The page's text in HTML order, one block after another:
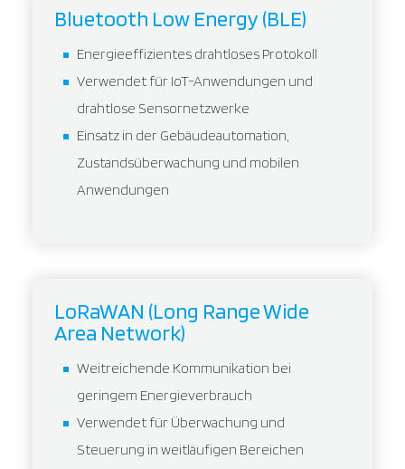
Bluetooth Low Energy (BLE)
Energieeffizientes drahtloses Protokoll
Verwendet für IoT-Anwendungen und
drahtlose Sensornetzwerke
Einsatz in der Gebäudeautomation,
Zustandsüberwachung und mobilen
Anwendungen
LoRaWAN (Long Range Wide
Area Network)
Weitreichende Kommunikation bei
geringem Energieverbrauch
Verwendet für Überwachung und
Steuerung in weitläufigen Bereichen